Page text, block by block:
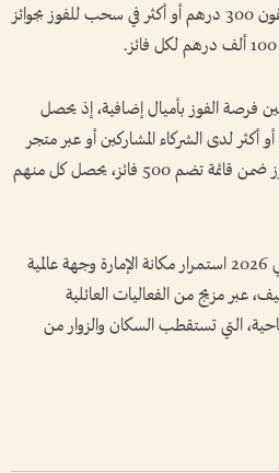
حيث يدخل المتسوقون الذين ينفقون 300 درهم أو أكثر في سحب للفوز بجوائز
فرصة الفوز بأميال إضافية، إذ يحصل
ينفقون 200 درهم أو أكثر لدى الشركاء المشاركين أو عبر متجر
سكاي واردز مايلز على فرصة للفوز ضمن قائمة تضم 500 فائز، يحصل كل منهم
وتؤكد فعاليات مفاجآت صيف دبي 2026 استمرار مكانة الإمارة وجهة عالمية
عبر مزيج من الفعاليات العائلية
التي تستقطب السكان والزوار من